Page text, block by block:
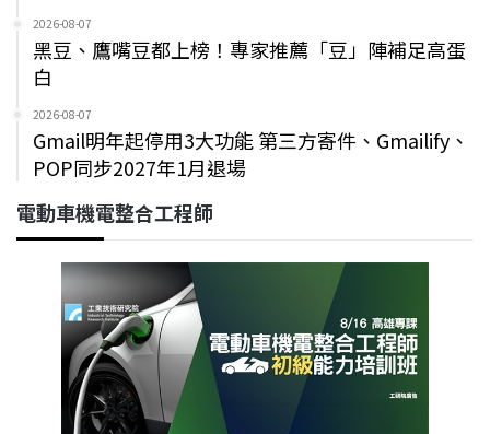
2026-08-07
黑豆、鷹嘴豆都上榜！專家推薦「豆」陣補足高蛋
白
2026-08-07
Gmail明年起停用3大功能 第三方寄件、Gmailify、
POP同步2027年1月退場
電動車機電整合工程師